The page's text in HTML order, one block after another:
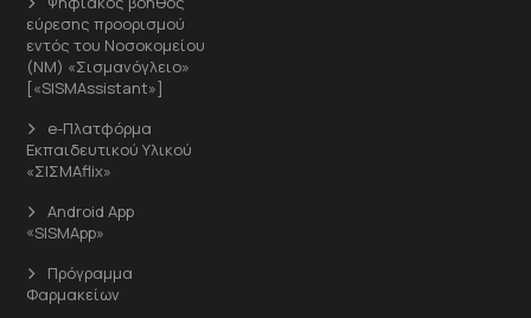
εύρεσης προορισμού
εντός του Νοσοκομείου
(ΝΜ) «Σισμανόγλειο»
[«SISMAssistant»]
e-Πλατφόρμα
Εκπαιδευτικού Υλικού
«ΣΙΣΜΑflix»
Android App
«SISMApp»
Πρόγραμμα
Φαρμακείων